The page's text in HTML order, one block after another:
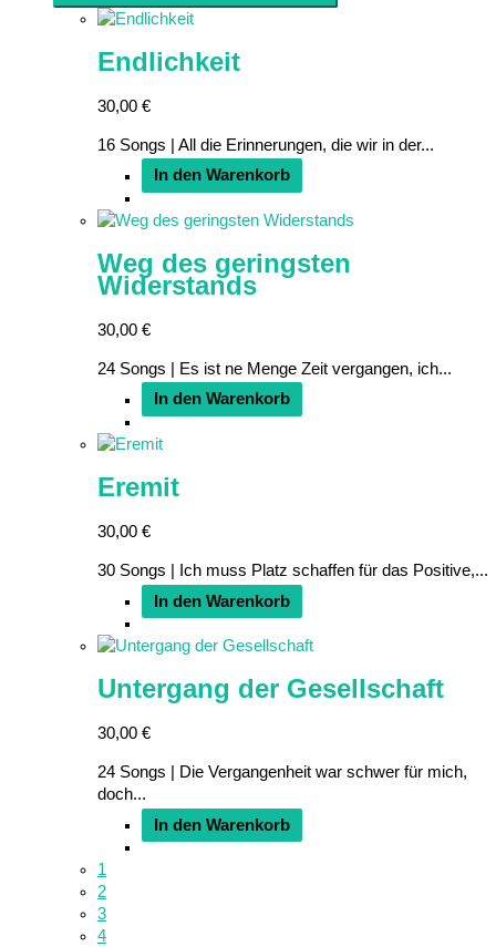
Endlichkeit
30,00 €
16 Songs | All die Erinnerungen, die wir in der...
In den Warenkorb
Weg des geringsten
Widerstands
30,00 €
24 Songs | Es ist ne Menge Zeit vergangen, ich...
In den Warenkorb
Eremit
30,00 €
30 Songs | Ich muss Platz schaffen für das Positive,...
In den Warenkorb
Untergang der Gesellschaft
30,00 €
24 Songs | Die Vergangenheit war schwer für mich,
doch...
In den Warenkorb
1
2
3
4